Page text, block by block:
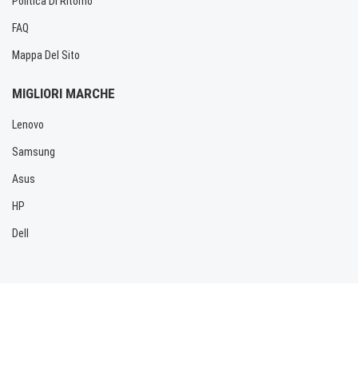
FAQ
Mappa Del Sito
MIGLIORI MARCHE
Lenovo
Samsung
Asus
HP
Dell